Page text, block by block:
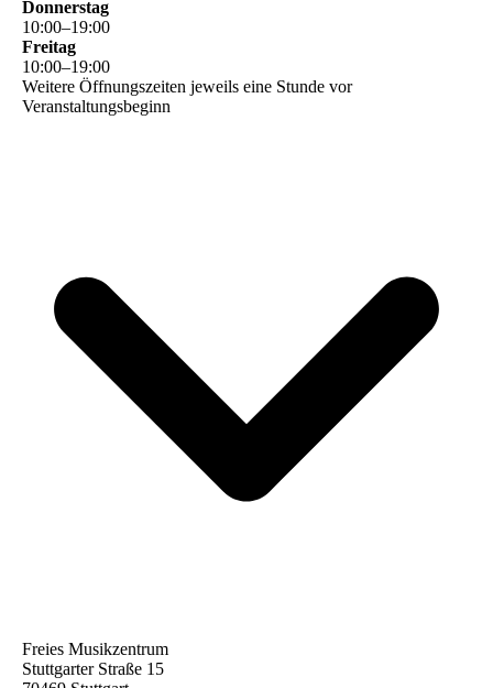
Donnerstag
10:00–19:00
Freitag
10:00–19:00
Weitere Öffnungszeiten jeweils eine Stunde vor
Veranstaltungsbeginn
Freies Musikzentrum
Stuttgarter Straße 15